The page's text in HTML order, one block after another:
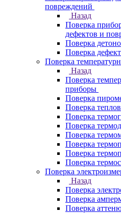
повреждений
Назад
Поверка
дефектов и
Поверка
Поверка
Поверка
Назад
Поверка
приборы
Поверка
Поверка
Поверка
Поверка
Поверка
Поверка
Поверка
Поверка
Поверка
Назад
Поверка
Поверка
Поверка